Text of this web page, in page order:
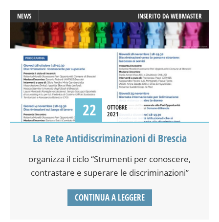
NEWS INSERITO DAWEBMASTER
22
OTTOBRE
2021
La Rete Antidiscriminazioni di Brescia
organizza il ciclo “Strumenti per conoscere,
contrastare e superare le discriminazioni”
CONTINUA A LEGGERE